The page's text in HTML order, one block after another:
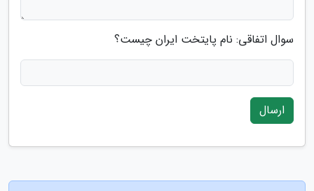
سوال اتفاقی: نام پایتخت ایران چیست؟
ارسال